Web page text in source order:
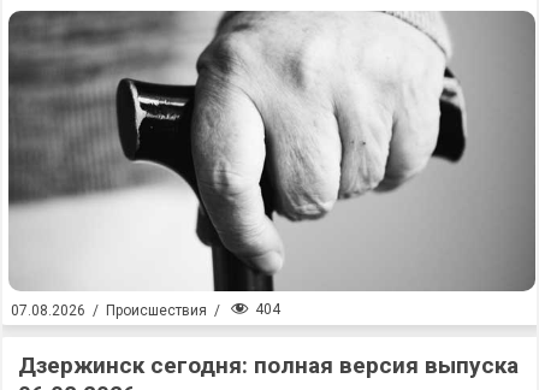
07.08.2026 / Происшествия / 404
Дзержинск сегодня: полная версия выпуска